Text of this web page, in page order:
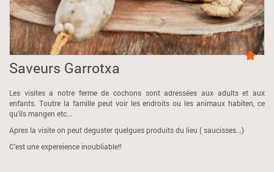
Saveurs Garrotxa
Les visites a notre ferme de cochons sont adressées aux adults et aux
enfants. Toutre la famille peut voir les endroits ou les animaux habiten, ce
qu'ils mangen etc...
Apres la visite on peut deguster quelgues produits du lieu ( saucisses...)
C'est une expereience inoubliable!!